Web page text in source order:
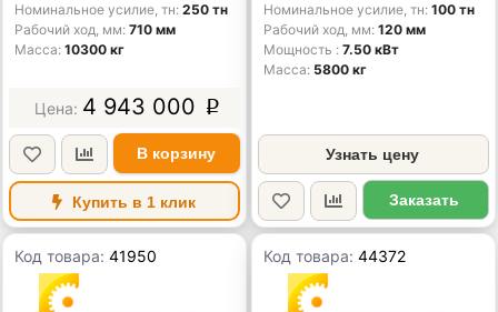
Номинальное усилие, тн 250 тн
Рабочий ход, мм 710 мм
Масса 10300 кг
4 943 000 p
В корзину
Купить в 1 клик
Номинальное усилие, тн 100 тн
Рабочий ход, мм 120 мм
Мощность
7.50 кВт
Масса 5800 кг
Узнать цену
Заказать
Код товара:41950 Код товара:44372